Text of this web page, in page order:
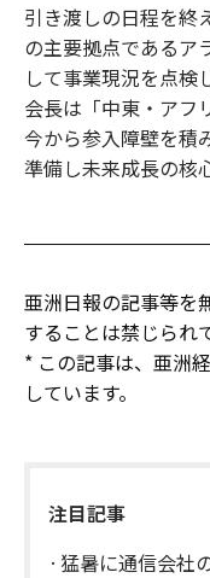
引き渡しの日程を終
の主要拠点であるア
して事業現況を点検
会長は「中東・アフ
今から参入障壁を積
準備し未来成長の核
亜洲日報の記事等を
することは禁じられ
* この記事は、亜洲
しています。
注目記事
猛暑に通信会社